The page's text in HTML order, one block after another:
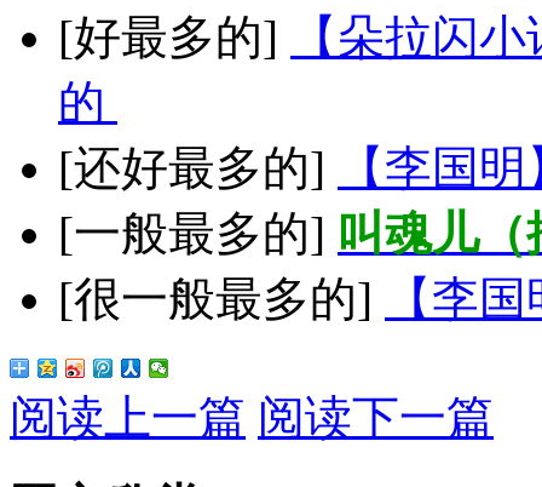
[好最多的]
【朵拉闪
的
[还好最多的]
【李国
[一般最多的] 叫魂儿
[很一般最多的]
【李
阅读上一篇 阅读下一篇